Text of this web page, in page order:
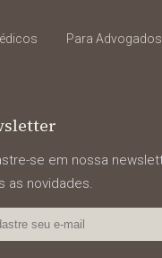
Para Advogados
se em nossa
as novidades.